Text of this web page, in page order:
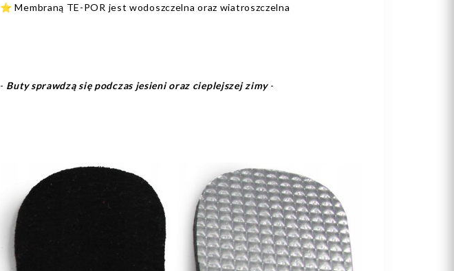
⭐️ Membraną TE-POR jest wodoszczelna oraz wiatroszczelna
- Buty sprawdzą się podczas jesieni oraz cieplejszej zimy-